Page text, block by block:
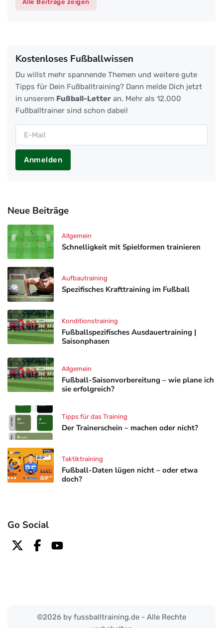
Alle Beiträge zeigen
Kostenloses Fußballwissen
Du willst mehr spannende Themen und weitere gute
Tipps für Dein Fußballtraining? Dann melde Dich jetzt
in unserem Fußball-Letter an. Mehr als 12.000
Fußballtrainer sind schon dabei!
Anmelden
Neue Beiträge
Schnelligkeit mit Spielformen trainieren
Allgemein
Spezifisches Krafttraining im Fußball
Aufbautraining
Fußballspezifisches Ausdauertraining |
Saisonphasen
Konditionstraining
Fußball-Saisonvorbereitung – wie plane ich
sie erfolgreich?
Allgemein
Der Trainerschein – machen oder nicht?
Tipps für das Training
Fußball-Daten lügen nicht – oder etwa
doch?
Taktiktraining
Go Social
©2026 by fussballtraining.de - Alle Rechte